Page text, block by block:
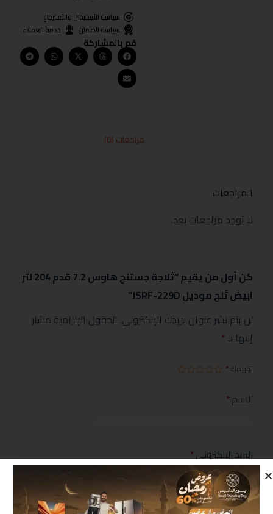
سياسة الأستبدال والأسترجاع
سياسة الضمان
خدمة العملاء
قم بالمشاركة
مراجعات (0)
المراجعات
لا توجد مراجعات بعد.
كن أول من يقيم “ثلاجة جستنج هاوس 7.2 قدم 204 لتر
ابيض ثلج موديل JSRF-229D”
لن يتم نشر عنوان بريدك الإلكتروني. الحقول الإلزامية مشار
إليها بـ*
تقييمك *
الاسم*
البريد الإلكتروني*
مراجعتك*